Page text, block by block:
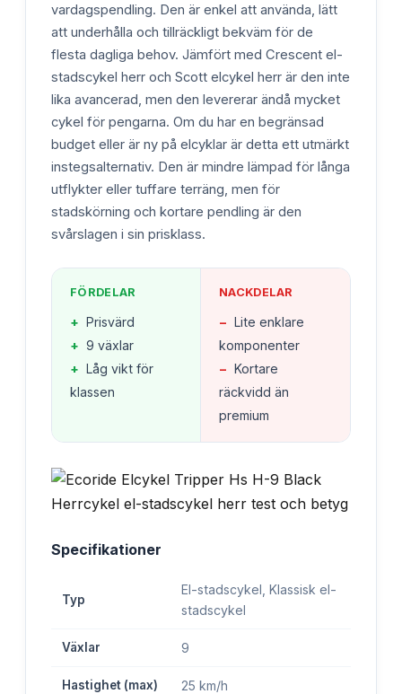
vardagspendling. Den är enkel att använda, lätt
att underhålla och tillräckligt bekväm för de
flesta dagliga behov. Jämfört med Crescent el-
stadscykel herr och Scott elcykel herr är den inte
lika avancerad, men den levererar ändå mycket
cykel för pengarna. Om du har en begränsad
budget eller är ny på elcyklar är detta ett utmärkt
instegsalternativ. Den är mindre lämpad för långa
utflykter eller tuffare terräng, men för
stadskörning och kortare pendling är den
svårslagen i sin prisklass.
FÖRDELAR
+ Prisvärd
+ 9 växlar
+ Låg vikt för
klassen
NACKDELAR
− Lite enklare
komponenter
− Kortare
räckvidd än
premium
Specifikationer
Typ
El-stadscykel, Klassisk el-
stadscykel
Växlar 9
Hastighet (max) 25 km/h